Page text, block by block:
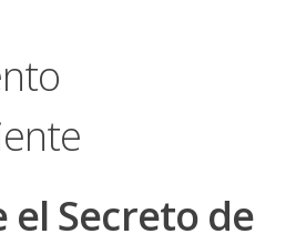
el Secreto de